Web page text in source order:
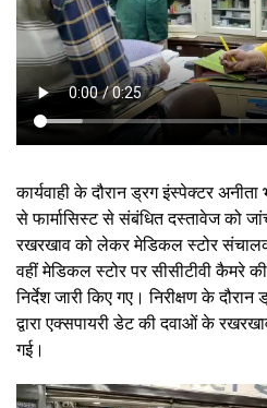
कार्यवाही के दौरान ड्रग इंस्पेक्टर
से फार्मासिस्ट से संबंधित दस्तावेज को
रखरखाव को लेकर मेडिकल स्टोर
वहीं मेडिकल स्टोर पर सीसीटीवी कैमरे
निर्देश जारी किए गए। निरीक्षण के
द्वारा एक्सपायरी डेट की दवाओं के
गई।